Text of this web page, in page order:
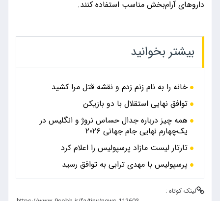
داروهای آرام‌بخش مناسب استفاده کنند.
بیشتر بخوانید
خانه را به نام زنم زدم و نقشه قتل مرا کشید
توافق نهایی استقلال با دو بازیکن
همه چیز درباره جدال حساس نروژ و انگلیس در
یک‌چهارم نهایی جام جهانی ۲۰۲۶
تارتار لیست مازاد پرسپولیس را اعلام کرد
پرسپولیس با مهدی ترابی به توافق رسید
لینک کوتاه :